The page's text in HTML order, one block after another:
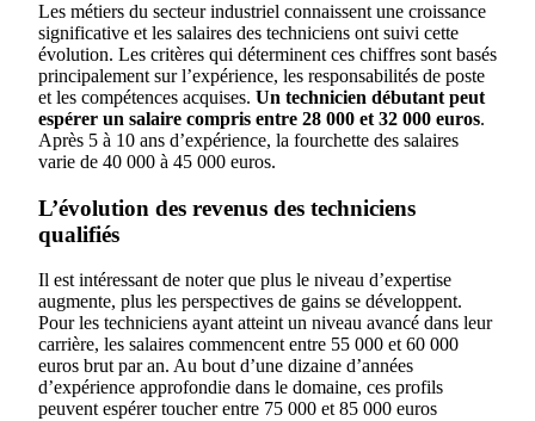
Les métiers du secteur industriel connaissent une croissance
significative et les salaires des techniciens ont suivi cette
évolution. Les critères qui déterminent ces chiffres sont basés
principalement sur l’expérience, les responsabilités de poste
et les compétences acquises. Un technicien débutant peut
espérer un salaire compris entre 28 000 et 32 000 euros.
Après 5 à 10 ans d’expérience, la fourchette des salaires
varie de 40 000 à 45 000 euros.
L’évolution des revenus des techniciens
qualifiés
Il est intéressant de noter que plus le niveau d’expertise
augmente, plus les perspectives de gains se développent.
Pour les techniciens ayant atteint un niveau avancé dans leur
carrière, les salaires commencent entre 55 000 et 60 000
euros brut par an. Au bout d’une dizaine d’années
d’expérience approfondie dans le domaine, ces profils
peuvent espérer toucher entre 75 000 et 85 000 euros